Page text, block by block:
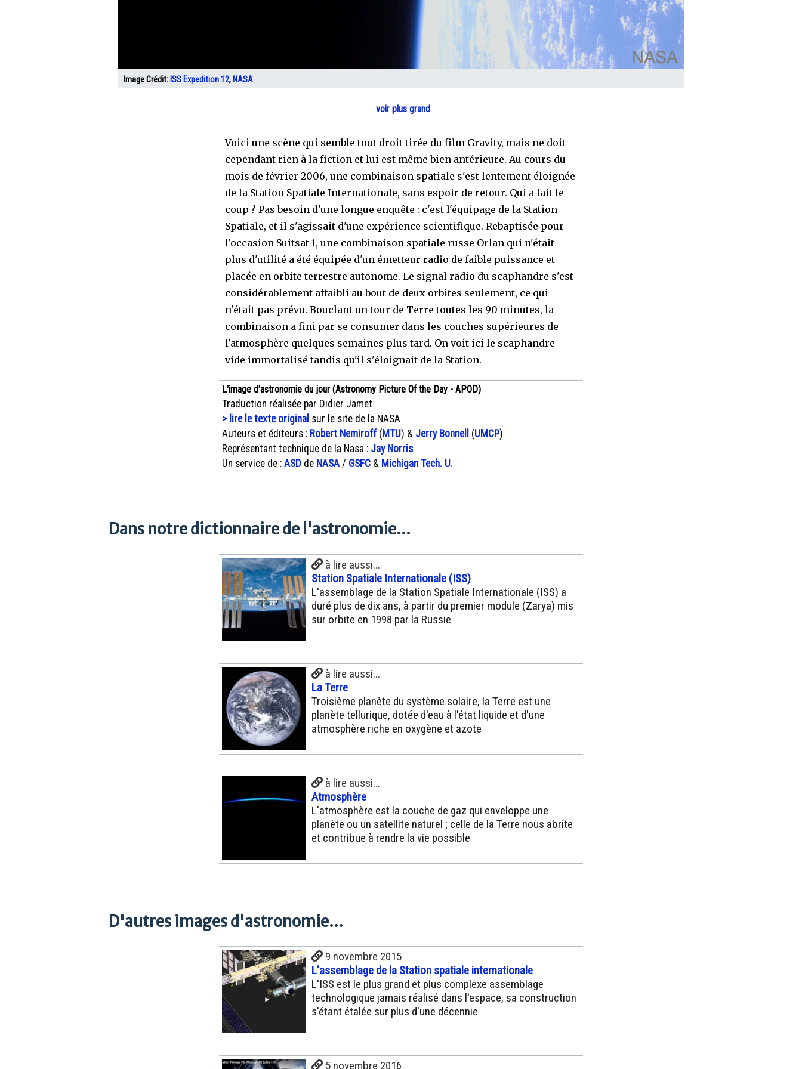
Image Crédit: ISS Expedition 12, NASA
voir plus grand
Voici une scène qui semble tout droit tirée du film Gravity, mais ne doit
cependant rien à la fiction et lui est même bien antérieure. Au cours du
mois de février 2006, une combinaison spatiale s'est lentement éloignée
de la Station Spatiale Internationale, sans espoir de retour. Qui a fait le
coup ? Pas besoin d'une longue enquête : c'est l'équipage de la Station
Spatiale, et il s'agissait d'une expérience scientifique. Rebaptisée pour
l'occasion Suitsat-1, une combinaison spatiale russe Orlan qui n'était
plus d'utilité a été équipée d'un émetteur radio de faible puissance et
placée en orbite terrestre autonome. Le signal radio du scaphandre s'est
considérablement affaibli au bout de deux orbites seulement, ce qui
n'était pas prévu. Bouclant un tour de Terre toutes les 90 minutes, la
combinaison a fini par se consumer dans les couches supérieures de
l'atmosphère quelques semaines plus tard. On voit ici le scaphandre
vide immortalisé tandis qu'il s'éloignait de la Station.
L'image d'astronomie du jour (Astronomy Picture Of the Day - APOD)
Traduction réalisée par Didier Jamet
> lire le texte original sur le site de la NASA
Auteurs et éditeurs : Robert Nemiroff(MTU) & Jerry Bonnell (UMCP)
Représentant technique de la Nasa : Jay Norris
Un service de : ASD de NASA / GSFC & Michigan Tech. U.
Dans notre dictionnaire de l'astronomie...
à lire aussi...
Station Spatiale Internationale (ISS)
L'assemblage de la Station Spatiale Internationale (ISS) a
duré plus de dix ans, à partir du premier module (Zarya) mis
sur orbite en 1998 par la Russie
à lire aussi...
La Terre
Troisième planète du système solaire, la Terre est une
planète tellurique, dotée d'eau à l'état liquide et d'une
atmosphère riche en oxygène et azote
à lire aussi...
Atmosphère
L'atmosphère est la couche de gaz qui enveloppe une
planète ou un satellite naturel ; celle de la Terre nous abrite
et contribue à rendre la vie possible
D'autres images d'astronomie...
9 novembre 2015
L'assemblage de la Station spatiale internationale
L'ISS est le plus grand et plus complexe assemblage
technologique jamais réalisé dans l'espace, sa construction
s'étant étalée sur plus d'une décennie
5 novembre 2016